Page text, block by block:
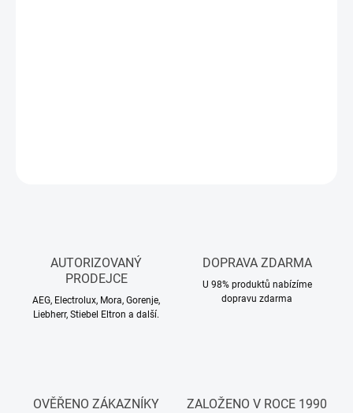
AUTORIZOVANÝ
PRODEJCE
AEG, Electrolux, Mora, Gorenje,
Liebherr, Stiebel Eltron a další.
DOPRAVA ZDARMA
U 98% produktů nabízíme
dopravu zdarma
OVĚŘENO ZÁKAZNÍKY ZALOŽENO V ROCE 1990